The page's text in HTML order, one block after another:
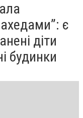
є
діти
будинки